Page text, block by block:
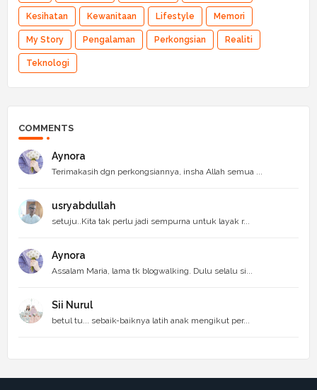
Kesihatan Kewanitaan Lifestyle Memori
My Story Pengalaman Perkongsian Realiti
Teknologi
COMMENTS
Aynora
Terimakasih dgn perkongsiannya, insha Allah semua ...
usryabdullah
setuju..Kita tak perlu jadi sempurna untuk layak r...
Aynora
Assalam Maria, lama tk blogwalking. Dulu selalu si...
Sii Nurul
betul tu... sebaik-baiknya latih anak mengikut per...